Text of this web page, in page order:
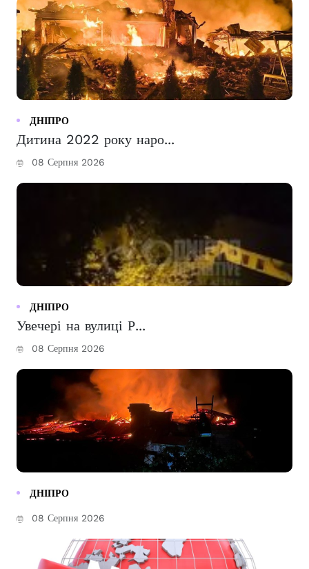
ДНІПРО
Дитина 2022 року наро...
08 Серпня 2026
ДНІПРО
Увечері на вулиці Р...
08 Серпня 2026
ДНІПРО
08 Серпня 2026